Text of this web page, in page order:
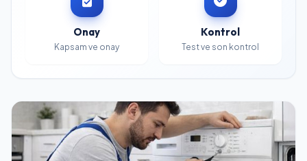
Onay
Kapsam ve onay
Kontrol
Test ve son kontrol